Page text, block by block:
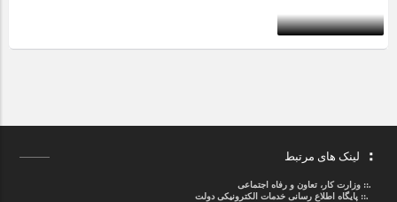
لینک های مرتبط
.::وزارت کار، تعاون و رفاه اجتماعی
.::پایگاه اطلاع رسانی خدمات الکترونیکی دولت